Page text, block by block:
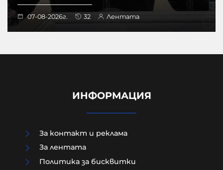
07-08-2026г. 32 Лентата
ИНФОРМАЦИЯ
За контакт и реклама
За лентата
Политика за бисквитки